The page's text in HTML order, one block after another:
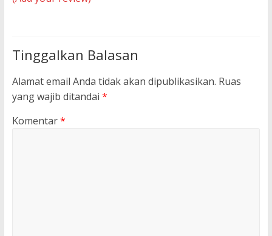
Tinggalkan Balasan
Alamat email Anda tidak akan dipublikasikan. Ruas
yang wajib ditandai *
Komentar*